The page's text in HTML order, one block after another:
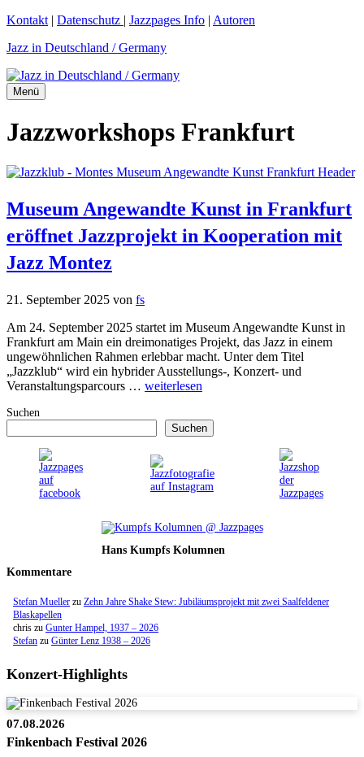
Zum
springen
Kontakt | Datenschutz | Jazzpages Info | Autoren
Jazz in Deutschland / Germany
Menü
Jazzworkshops Frankfurt
Museum Angewandte Kunst in Frankfurt
eröffnet Jazzprojekt in Kooperation mit
Jazz Montez
21. September 2025 von fs
Am 24. September 2025 startet im Museum Angewandte Kunst in
Frankfurt am Main ein dreimonatiges Projekt, das Jazz in einem
ungewöhnlichen Rahmen erlebbar macht. Unter dem Titel
„Jazzklub“ wird ein hybrider Ausstellungs-, Konzert- und
Veranstaltungsparcours … weiterlesen
Suchen
Suchen
Hans Kumpfs Kolumnen
Kommentare
Stefan Mueller zu Zehn Jahre Shake Stew: Jubiläumsprojekt mit zwei Saalfeldener
Blaskapellen
chris zu Gunter Hampel, 1937 – 2026
Stefan zu Günter Lenz 1938 – 2026
Konzert-Highlights
07.08.2026
Finkenbach Festival 2026